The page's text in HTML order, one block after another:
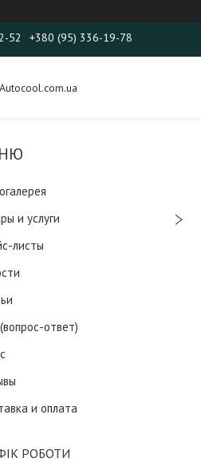
52 +380 (95) 336-19-78
Autocool.com.ua
и услуги
листы
ответ)
и оплата
РОБОТИ